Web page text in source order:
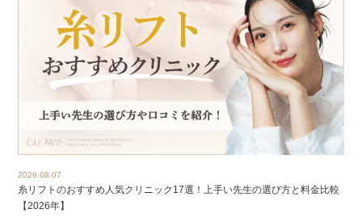
2026.08.07
糸リフトのおすすめ人気クリニック17選！上手い先生の選び方と料金比較
【2026年】